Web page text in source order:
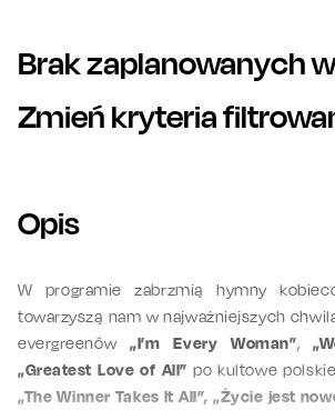
Brak zaplanowanych
Zmień kryteria
Opis
W programie zabrzmią hymny
towarzyszą nam w najważniejszych
evergreenów„I’m Every Woman”,
„Greatest Love of All” po kultowe
„The Winner Takes It All”, „Życie jest